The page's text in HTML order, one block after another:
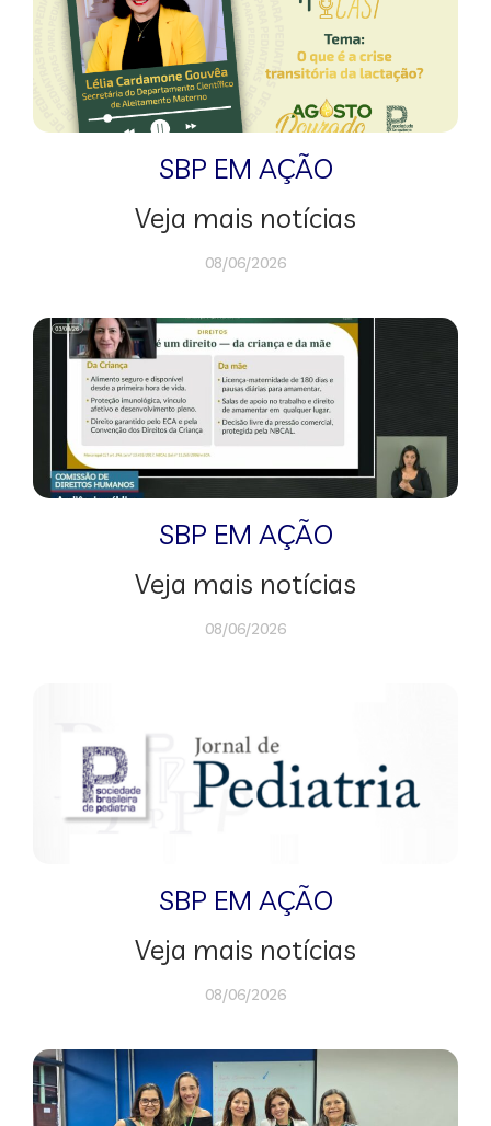
SBP EM AÇÃO
Veja mais notícias
08/06/2026
SBP EM AÇÃO
Veja mais notícias
08/06/2026
SBP EM AÇÃO
Veja mais notícias
08/06/2026